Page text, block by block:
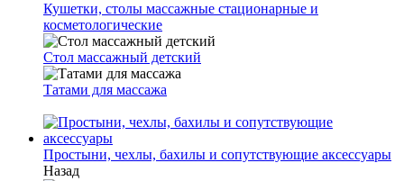
Кушетки, столы массажные стационарные и
косметологические
Стол массажный детский
Татами для массажа
Простыни, чехлы, бахилы и сопутствующие аксессуары
Назад